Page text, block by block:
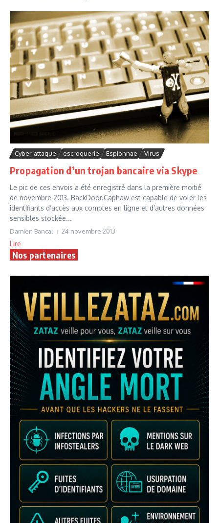
Cyber-attaque escroquerie Espionnae Virus
Propagation d’un trojan bancaire via Skype
Le pic de ces envois a été enregistré dans la première moitié
de novembre 2013. BackDoor.Caphaw est capable de voler les
identifiants d’accès aux comptes en ligne et d’autres données
sensibles stockée...
Damien Bancal 24 novembre 2013
Lire
Nos partenaires